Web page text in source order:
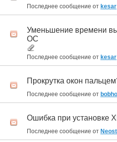
Последнее сообщение от kesar
Уменьшение времени
ОС
Последнее сообщение от kesar
Прокрутка окон
Последнее сообщение от
Ошибка при установке
Последнее сообщение от